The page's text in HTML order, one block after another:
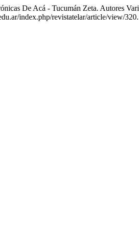
De Acá - Tucumán Zeta. Autores
index.php/revistatelar/article/view/320.